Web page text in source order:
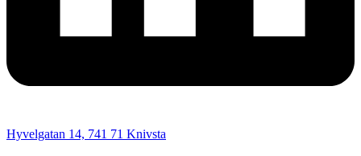
Hyvelgatan 14, 741 71 Knivsta